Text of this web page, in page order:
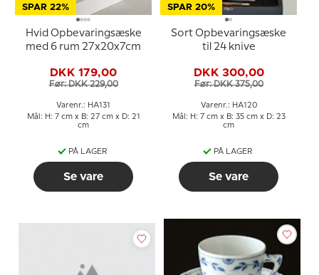
SPAR 22%
Hvid Opbevaringsæske
med 6 rum 27x20x7cm
DKK 179,00
Før: DKK 229,00
Varenr.: HA131
Mål: H: 7 cm x B: 27 cm x D: 21
cm
PÅ LAGER
Se vare
SPAR 20%
Sort Opbevaringsæske
til 24 knive
DKK 300,00
Før: DKK 375,00
Varenr.: HA120
Mål: H: 7 cm x B: 35 cm x D: 23
cm
PÅ LAGER
Se vare